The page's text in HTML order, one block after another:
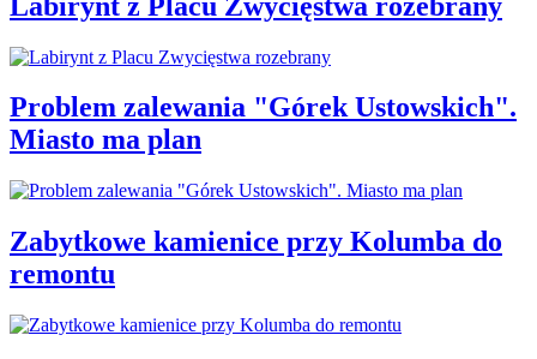
Problem zalewania "Górek Ustowskich".
Miasto ma plan
Zabytkowe kamienice przy Kolumba do
remontu